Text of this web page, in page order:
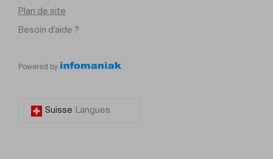
Plan de site
Besoin d'aide ?
Powered by
Suisse Langues